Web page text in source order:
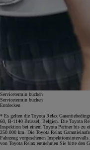
Servicetermin buchen
Servicetermin buchen
Entdecken
* Es gelten die Toyota Relax
60, B-1140 Brüssel, Belgien. Die Toyota
Inspektion bei einem Toyota Partner bis zu
250.000 km. Die Toyota Relax
Fahrzeug vorgesehenen
von Toyota Relax entnehmen Sie bitte den